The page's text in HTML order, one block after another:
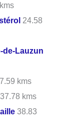
24.58
de-Lauzun
kms
37.78 kms
38.83